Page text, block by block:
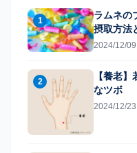
1
ラムネの
摂取方法
2024/12/09
2
【養老
なツボ
2024/12/23